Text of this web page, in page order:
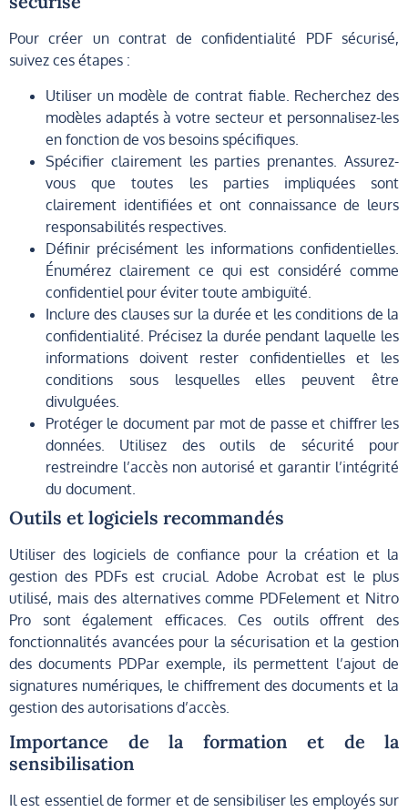
Pour créer un contrat de confidentialité PDF sécurisé,
suivez ces étapes :
Utiliser un modèle de contrat fiable. Recherchez des
modèles adaptés à votre secteur et personnalisez-les
en fonction de vos besoins spécifiques.
Spécifier clairement les parties prenantes. Assurez-
vous que toutes les parties impliquées sont
clairement identifiées et ont connaissance de leurs
responsabilités respectives.
Définir précisément les informations confidentielles.
Énumérez clairement ce qui est considéré comme
confidentiel pour éviter toute ambiguïté.
Inclure des clauses sur la durée et les conditions de la
confidentialité. Précisez la durée pendant laquelle les
informations doivent rester confidentielles et les
conditions sous lesquelles elles peuvent être
divulguées.
Protéger le document par mot de passe et chiffrer les
données. Utilisez des outils de sécurité pour
restreindre l’accès non autorisé et garantir l’intégrité
du document.
Outils et logiciels recommandés
Utiliser des logiciels de confiance pour la création et la
gestion des PDFs est crucial. Adobe Acrobat est le plus
utilisé, mais des alternatives comme PDFelement et Nitro
Pro sont également efficaces. Ces outils offrent des
fonctionnalités avancées pour la sécurisation et la gestion
des documents PDPar exemple, ils permettent l’ajout de
signatures numériques, le chiffrement des documents et la
gestion des autorisations d’accès.
Importance de la formation et de la
sensibilisation
Il est essentiel de former et de sensibiliser les employés sur